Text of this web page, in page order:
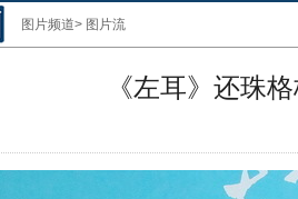
图片频道> 图片流
《左耳》还珠